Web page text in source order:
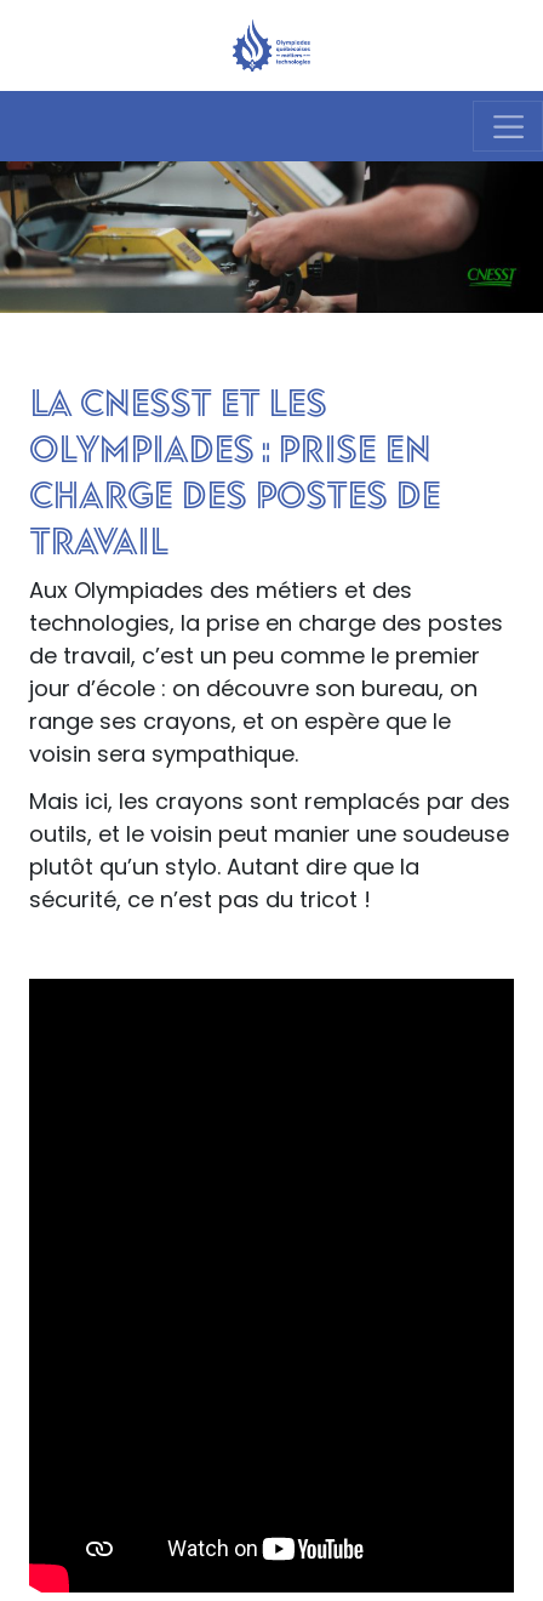
La CNESST et les
Olympiades : prise en
charge des postes de
travail
Aux Olympiades des métiers et des
technologies, la prise en charge des postes
de travail, c’est un peu comme le premier
jour d’école : on découvre son bureau, on
range ses crayons, et on espère que le
voisin sera sympathique.
Mais ici, les crayons sont remplacés par des
outils, et le voisin peut manier une soudeuse
plutôt qu’un stylo. Autant dire que la
sécurité, ce n’est pas du tricot !